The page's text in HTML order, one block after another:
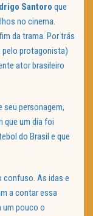
Santoro que
no cinema.
da trama. Por trás
protagonista)
ator brasileiro
seu personagem,
que um dia foi
do Brasil e que
confuso. As idas e
a contar essa
um pouco o